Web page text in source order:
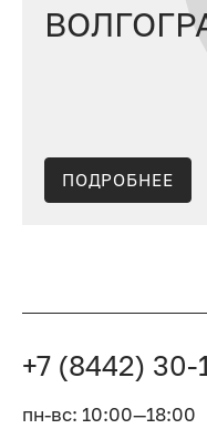
ПОДРОБНЕЕ
+7 (8442) 30-
пн-вс: 10:00—18:00